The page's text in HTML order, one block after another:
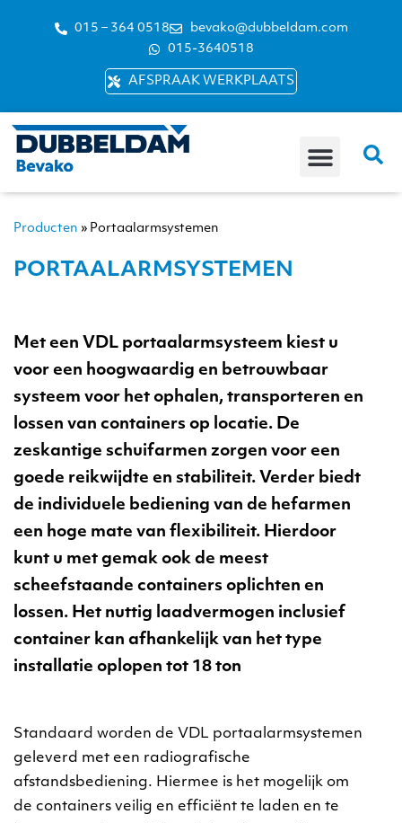
015 – 364 0518
bevako@dubbeldam.com
015-3640518
AFSPRAAK WERKPLAATS
Producten » Portaalarmsystemen
PORTAALARMSYSTEMEN
Met een VDL portaalarmsysteem kiest u
voor een hoogwaardig en betrouwbaar
systeem voor het ophalen, transporteren en
lossen van containers op locatie. De
zeskantige schuifarmen zorgen voor een
goede reikwijdte en stabiliteit. Verder biedt
de individuele bediening van de hefarmen
een hoge mate van flexibiliteit. Hierdoor
kunt u met gemak ook de meest
scheefstaande containers oplichten en
lossen. Het nuttig laadvermogen inclusief
container kan afhankelijk van het type
installatie oplopen tot 18 ton
Standaard worden de VDL portaalarmsystemen
geleverd met een radiografische
afstandsbediening. Hiermee is het mogelijk om
de containers veilig en efficiënt te laden en te